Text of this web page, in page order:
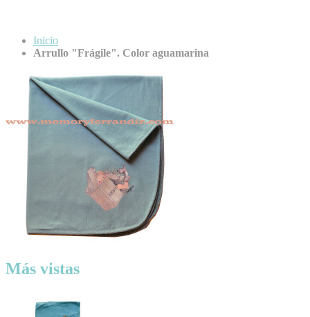
Inicio
Arrullo "Frágile". Color aguamarina
Más vistas